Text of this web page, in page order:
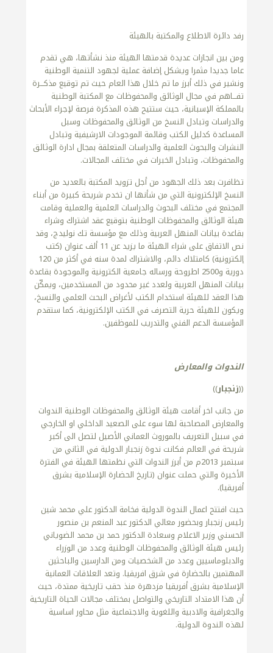
رفد دائرة الاطلاع والمكتبة بالهيئة
ومن بين انجازات عديدة قدمتها الهيئة منذ نشأتها، هي تقدم
عاما جديدا مثمرا ويشكل إضافة عملية لجهود التنمية الوطنية
ونشير في ذلك أبرز ما تم خلال هذا العام حيث تم توقيع مذكـــرة
تفـــاهم في مجال الوثائق والمحفوظات مع المكتبة الوطنية
بالمملكة الإسبانية، حيث ستتيح هذه المذكرة فرصة لإجراء الأبحاث
والدراسات وتبادل النسخ من الوثائق والمحفوظات وسبل
المساعدة كدليل الكتب وقائمة الموجودات الارشيفية وتبادل
النشرات والبحوث العلمية والدراسات المتعلقة بمجال ادارة الوثائق
والمحفوظات، وتبادل الخبرات في مختلف المجالات.
تظافرت بعد ذلك الجهود من أجل تزويد المكتبة بالعديد من
النسخ الإلكترونية التي من شأنها ان تخدم شريحة كبيرة من أبناء
المجتمع في مختلف البحوث والدراسات العلمية والعملية وقامت
هيئة الوثائق والمحفوظات الوطنية بتوقيع عقد اشتراك وشراء
بقاعدة بيانات المنهل العربية وذلك مع مؤسسة تك نوليدج، وقد
نص الاتفاق على شراء الهيئة ما يزيد عن 11 ألف عنوان (كتب
إلكترونية) كامتلاك دائم، والاشتراك لمدة سنه في أكثر من 120
دورية و2500 اطروحة ورساله جامعية الكترونية والموجودة بقاعدة
بيانات المنهل العربية ولعدد غير محدود من المستخدمين، ويمكّن
هذا العقد للهيئة استخدام الكتب لأغراض البحث العلمي والنسخ،
ويكون للهيئة حرية التصرف في الكتب الإلكترونية، كما ستقدم
المؤسسة الدعم الفني والتدريب للموظفين.
الندوات والمعارض
((زنجبار))
من جانب اخر أقامت هيئة الوثائق والمحفوظات الوطنية الندوات
والمعارض المصاحبة لها سوء على الصعيد الداخلي او الخارجي
في سبيل التعريف بالموروث العماني الأصيل لتصل الى أكبر
شريحة في العالم فكانت ندوة زنجبار الدولية في الثاني من
سبتمبر 2013م من أبرز الندوات التي نظمتها الهيئة في الفترة
الأخيرة والتي حملت عنوان (تاريخ الحضارة الإسلامية بشرق
أفريقيا).
حيث افتتح اعمال الندوة الدولية فخامة الدكتور علي محمد شين
رئيس زنجبار وبحضور معالي الدكتور عبد المنعم بن منصور
الحسني وزير الاعلام وسعادة الدكتور حمد بن محمد الضوياني
رئيس هيئة الوثائق والمحفوظات الوطنية وعدد من الوزراء
والدبلوماسيين وعدد من الشخصيات ومن الدارسين والباحثين
المهتمين بالحضارة في شرق افريقيا. وتعد العلاقات العمانية
الإسلامية بشرق أفريقيا مزدهرة منذ حقب تاريخية ممتدة، حيث
أن هذا الامتداد التاريخي والتواصل بمختلف مجالات الحياة التاريخية
والجغرافية والادبية واللغوية والاجتماعية مثل محاور اساسية
لهذه الندوة الدولية.